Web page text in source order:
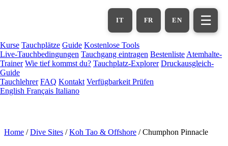
EN
FR
IT ☰
Kurse Tauchplätze Guide Kostenlose Tools
Live-Tauchbedingungen Tauchgang eintragen Bestenliste Atemhalte-
Trainer Wie tief kommst du? Tauchplatz-Explorer Druckausgleich-
Guide
Tauchlehrer FAQ Kontakt Verfügbarkeit Prüfen
English Français Italiano
Home / Dive Sites / Koh Tao & Offshore / Chumphon Pinnacle